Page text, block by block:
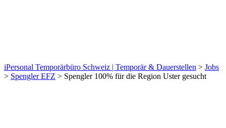
iPersonal Temporärbüro Schweiz | Temporär & Dauerstellen > Jobs
> Spengler EFZ > Spengler 100% für die Region Uster gesucht